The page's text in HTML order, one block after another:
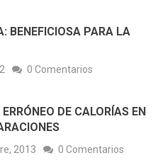
BENEFICIOSA PARA LA
0 Comentarios
DE CALORÍAS EN
2013 0 Comentarios